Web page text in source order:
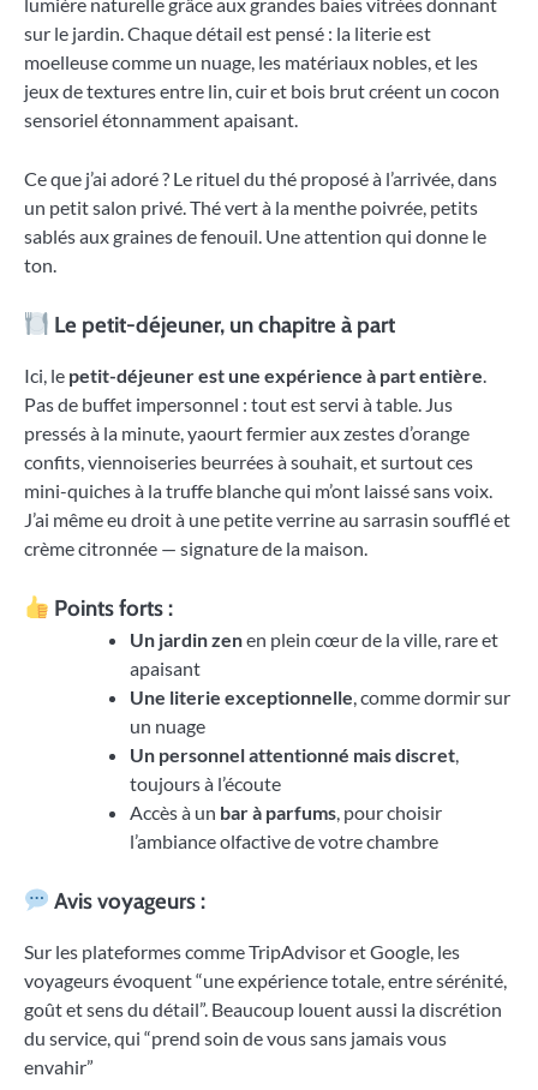
lumière naturelle grâce aux grandes baies vitrées donnant
sur le jardin. Chaque détail est pensé : la literie est
moelleuse comme un nuage, les matériaux nobles, et les
jeux de textures entre lin, cuir et bois brut créent un cocon
sensoriel étonnamment apaisant.
Ce que j’ai adoré ? Le rituel du thé proposé à l’arrivée, dans
un petit salon privé. Thé vert à la menthe poivrée, petits
sablés aux graines de fenouil. Une attention qui donne le
ton.
Le petit-déjeuner, un chapitre à part
Ici, le petit-déjeuner est une expérience à part entière
Pas de buffet impersonnel : tout est servi à table. Jus
pressés à la minute, yaourt fermier aux zestes d’orange
confits, viennoiseries beurrées à souhait, et surtout ces
mini-quiches à la truffe blanche qui m’ont laissé sans voix.
J’ai même eu droit à une petite verrine au sarrasin soufflé et
crème citronnée — signature de la maison.
Points forts :
Un jardin zenen plein cœur de la ville, rare et
apaisant
Une literie exceptionnelle, comme dormir sur
un nuage
Un personnel attentionné mais discret,
toujours à l’écoute
Accès à un bar à parfums, pour choisir
l’ambiance olfactive de votre chambre
Avis voyageurs :
Sur les plateformes comme TripAdvisor et Google, les
voyageurs évoquent “une expérience totale, entre sérénité,
goût et sens du détail”. Beaucoup louent aussi la discrétion
du service, qui “prend soin de vous sans jamais vous
envahir”